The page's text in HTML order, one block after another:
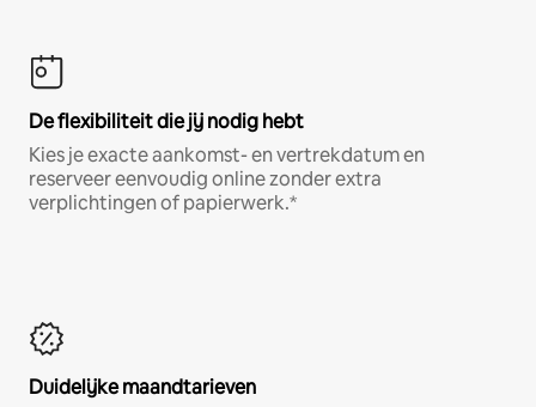
De flexibiliteit die jij nodig hebt
Kies je exacte aankomst- en vertrekdatum en
reserveer eenvoudig online zonder extra
verplichtingen of papierwerk.*
Duidelijke maandtarieven